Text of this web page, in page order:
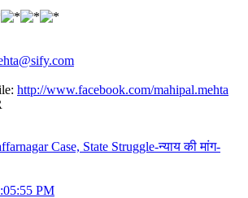
http://www.facebook.com/mahipal.mehta
Case, State Struggle-न्याय की मांग-
PM